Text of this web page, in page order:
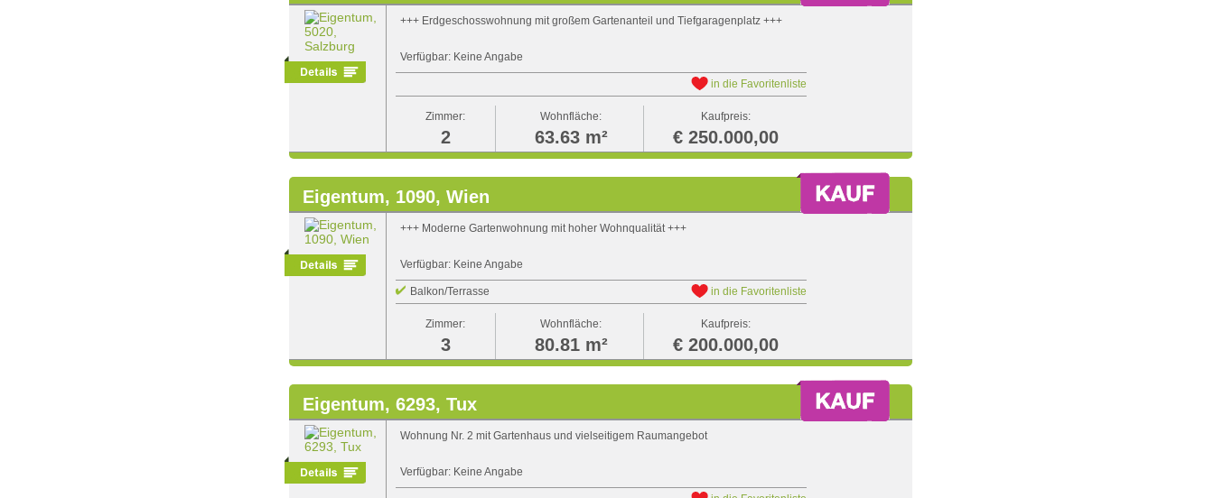
+++ Erdgeschosswohnung mit großem Gartenanteil und Tiefgaragenplatz +++
Verfügbar: Keine Angabe
in die Favoritenliste
Zimmer:
2
Wohnfläche:
63.63 m²
Kaufpreis:
€ 250.000,00
Eigentum, 1090, Wien
+++ Moderne Gartenwohnung mit hoher Wohnqualität +++
Verfügbar: Keine Angabe
Balkon/Terrasse in die Favoritenliste
Zimmer:
3
Wohnfläche:
80.81 m²
Kaufpreis:
€ 200.000,00
Eigentum, 6293, Tux
Wohnung Nr. 2 mit Gartenhaus und vielseitigem Raumangebot
Verfügbar: Keine Angabe